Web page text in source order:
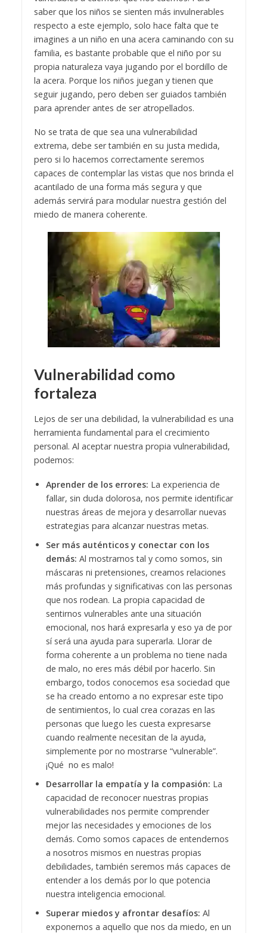
saber que los niños se sienten más invulnerables
respecto a este ejemplo, solo hace falta que te
imagines a un niño en una acera caminando con su
familia, es bastante probable que el niño por su
propia naturaleza vaya jugando por el bordillo de
la acera. Porque los niños juegan y tienen que
seguir jugando, pero deben ser guiados también
para aprender antes de ser atropellados.
No se trata de que sea una vulnerabilidad
extrema, debe ser también en su justa medida,
pero si lo hacemos correctamente seremos
capaces de contemplar las vistas que nos brinda el
acantilado de una forma más segura y que
además servirá para modular nuestra gestión del
miedo de manera coherente.
Vulnerabilidad como
fortaleza
Lejos de ser una debilidad, la vulnerabilidad es una
herramienta fundamental para el crecimiento
personal. Al aceptar nuestra propia vulnerabilidad,
podemos:
Aprender de los errores: La experiencia de
fallar, sin duda dolorosa, nos permite identificar
nuestras áreas de mejora y desarrollar nuevas
estrategias para alcanzar nuestras metas.
Ser más auténticos y conectar con los
demás: Al mostrarnos tal y como somos, sin
máscaras ni pretensiones, creamos relaciones
más profundas y significativas con las personas
que nos rodean. La propia capacidad de
sentirnos vulnerables ante una situación
emocional, nos hará expresarla y eso ya de por
sí será una ayuda para superarla. Llorar de
forma coherente a un problema no tiene nada
de malo, no eres más débil por hacerlo. Sin
embargo, todos conocemos esa sociedad que
se ha creado entorno a no expresar este tipo
de sentimientos, lo cual crea corazas en las
personas que luego les cuesta expresarse
cuando realmente necesitan de la ayuda,
simplemente por no mostrarse “vulnerable”.
¡Qué no es malo!
Desarrollar la empatía y la compasión: La
capacidad de reconocer nuestras propias
vulnerabilidades nos permite comprender
mejor las necesidades y emociones de los
demás. Como somos capaces de entendernos
a nosotros mismos en nuestras propias
debilidades, también seremos más capaces de
entender a los demás por lo que potencia
nuestra inteligencia emocional.
Superar miedos y afrontar desafíos: Al
exponernos a aquello que nos da miedo, en un